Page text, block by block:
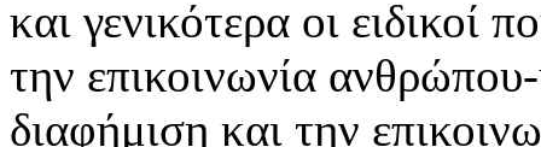
και γενικότερα οι ειδικοί
την επικοινωνία
διαφήμιση και την